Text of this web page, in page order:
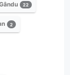
22
2